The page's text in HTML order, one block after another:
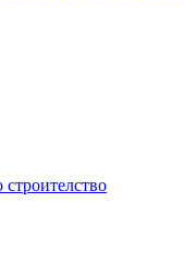
строителство